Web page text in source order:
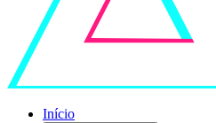
Início